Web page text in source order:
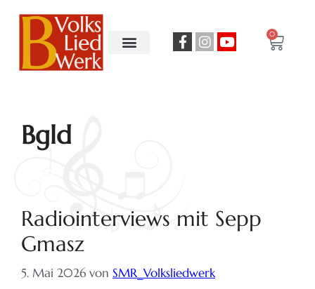
0
Bgld
Radiointerviews mit Sepp
Gmasz
5. Mai 2026 von SMR_Volksliedwerk